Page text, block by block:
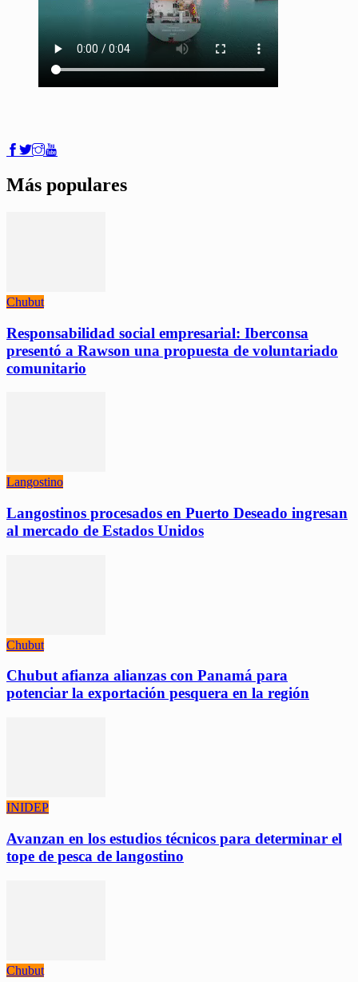
Más populares
Chubut
Responsabilidad social empresarial: Iberconsa
presentó a Rawson una propuesta de voluntariado
comunitario
Langostino
Langostinos procesados en Puerto Deseado ingresan
al mercado de Estados Unidos
Chubut
Chubut afianza alianzas con Panamá para
potenciar la exportación pesquera en la región
INIDEP
Avanzan en los estudios técnicos para determinar el
tope de pesca de langostino
Chubut